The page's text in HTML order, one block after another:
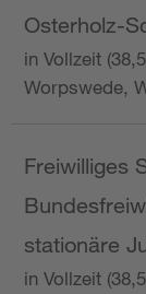
Osterholz-
in Vollzeit
Worpswede,
Freiwilliges
stationäre
in Vollzeit